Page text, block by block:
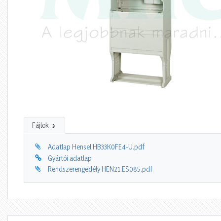
Fájlok 3
Adatlap Hensel HB33K0FE4-U.pdf
Gyártói adatlap
Rendszerengedély HEN21.ES085.pdf